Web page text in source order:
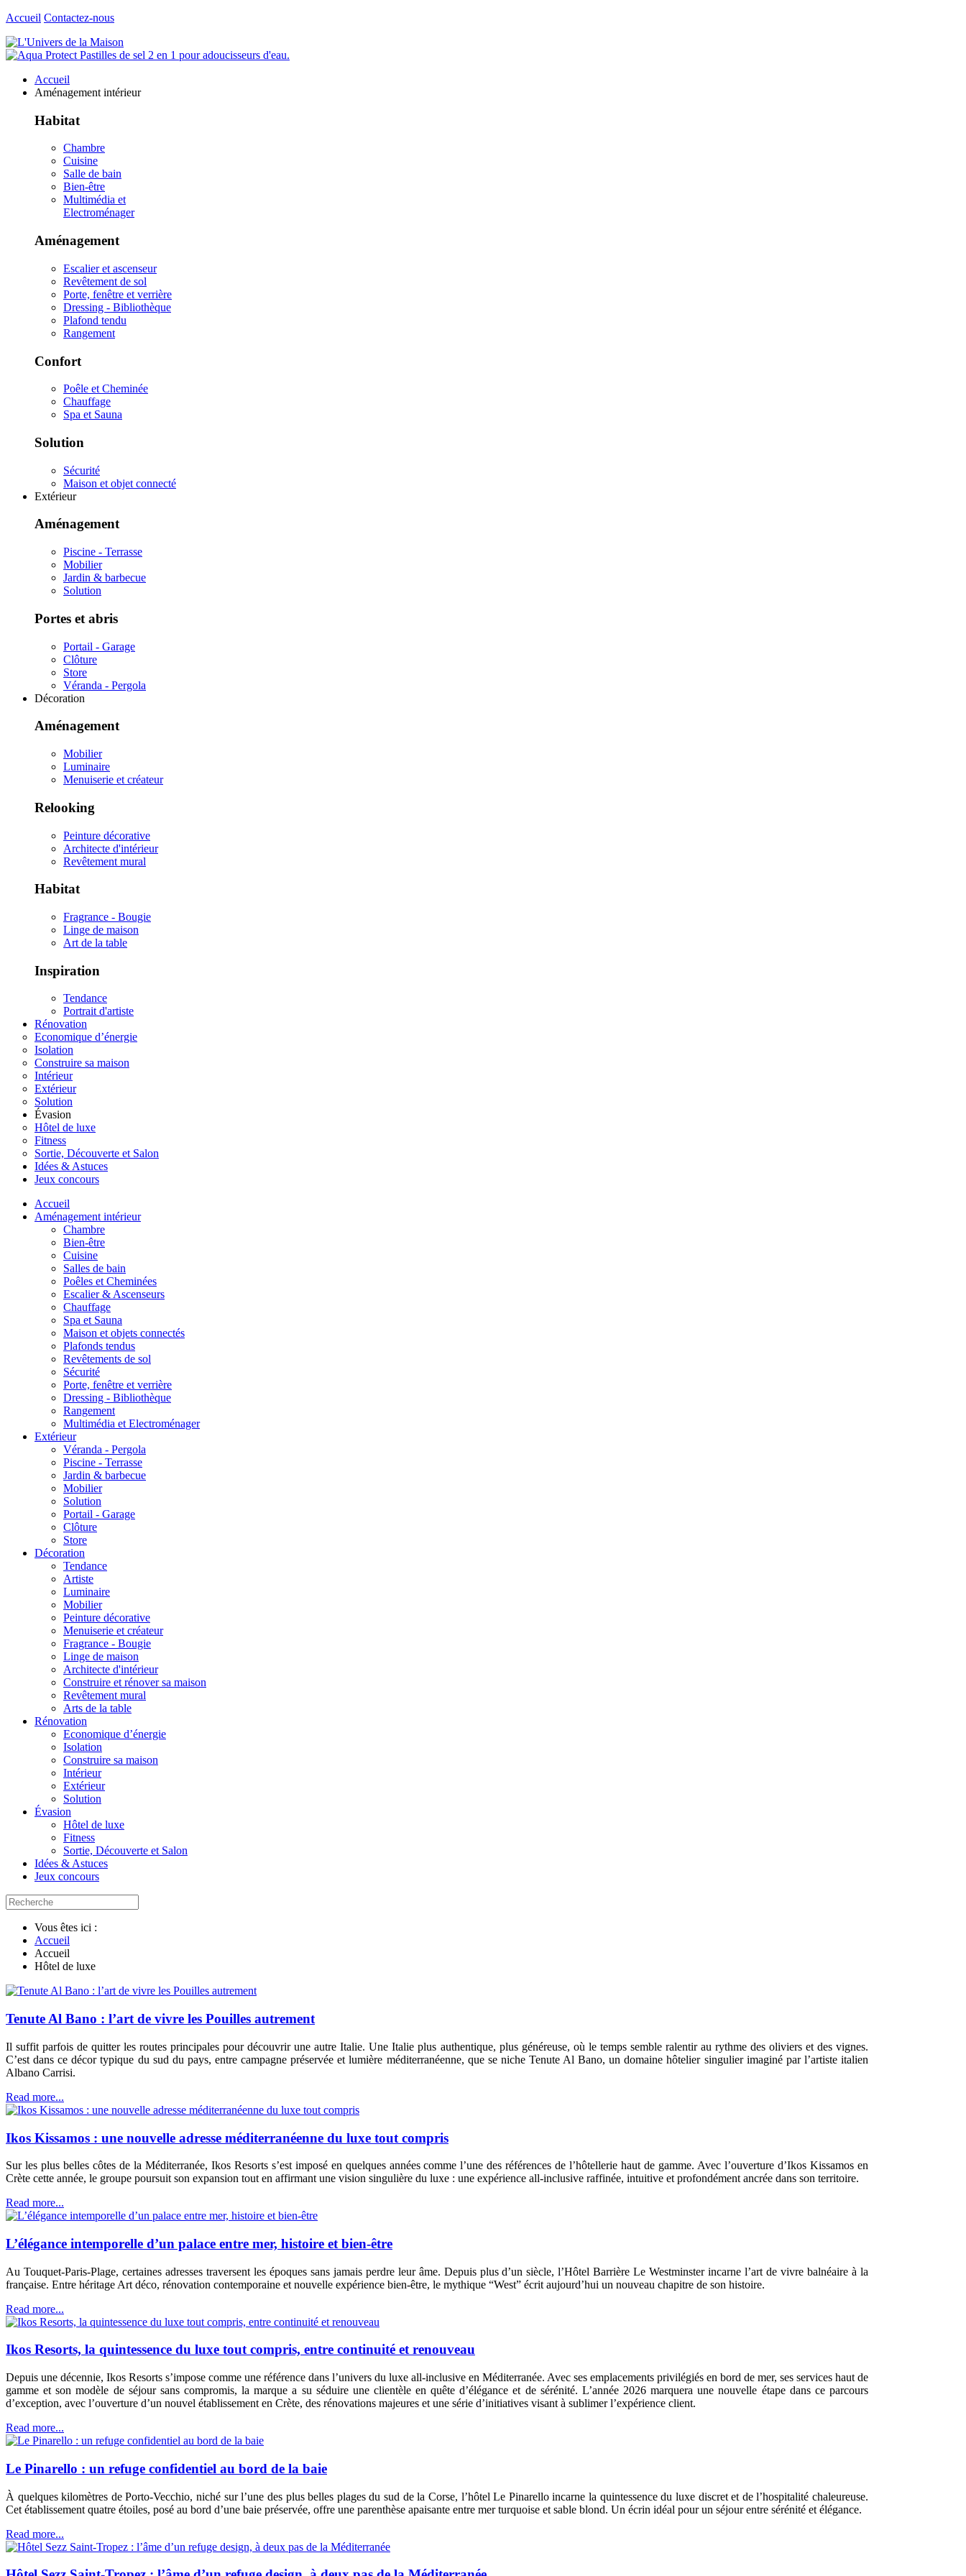
Accueil Contactez-nous
Accueil
Aménagement intérieur
Habitat
Chambre
Cuisine
Salle de bain
Bien-être
Multimédia et
Electroménager
Aménagement
Escalier et ascenseur
Revêtement de sol
Porte, fenêtre et verrière
Dressing - Bibliothèque
Plafond tendu
Rangement
Confort
Poêle et Cheminée
Chauffage
Spa et Sauna
Solution
Sécurité
Maison et objet connecté
Extérieur
Aménagement
Piscine - Terrasse
Mobilier
Jardin & barbecue
Solution
Portes et abris
Portail - Garage
Clôture
Store
Véranda - Pergola
Décoration
Aménagement
Mobilier
Luminaire
Menuiserie et créateur
Relooking
Peinture décorative
Architecte d'intérieur
Revêtement mural
Habitat
Fragrance - Bougie
Linge de maison
Art de la table
Inspiration
Tendance
Portrait d'artiste
Rénovation
Economique d’énergie
Isolation
Construire sa maison
Intérieur
Extérieur
Solution
Évasion
Hôtel de luxe
Fitness
Sortie, Découverte et Salon
Idées & Astuces
Jeux concours
Accueil
Aménagement intérieur
Chambre
Bien-être
Cuisine
Salles de bain
Poêles et Cheminées
Escalier & Ascenseurs
Chauffage
Spa et Sauna
Maison et objets connectés
Plafonds tendus
Revêtements de sol
Sécurité
Porte, fenêtre et verrière
Dressing - Bibliothèque
Rangement
Multimédia et Electroménager
Extérieur
Véranda - Pergola
Piscine - Terrasse
Jardin & barbecue
Mobilier
Solution
Portail - Garage
Clôture
Store
Décoration
Tendance
Artiste
Luminaire
Mobilier
Peinture décorative
Menuiserie et créateur
Fragrance - Bougie
Linge de maison
Architecte d'intérieur
Construire et rénover sa maison
Revêtement mural
Arts de la table
Rénovation
Economique d’énergie
Isolation
Construire sa maison
Intérieur
Extérieur
Solution
Évasion
Hôtel de luxe
Fitness
Sortie, Découverte et Salon
Idées & Astuces
Jeux concours
Vous êtes ici :
Accueil
Accueil
Hôtel de luxe
Tenute Al Bano : l’art de vivre les Pouilles autrement
Il suffit parfois de quitter les routes principales pour découvrir une autre Italie. Une Italie plus authentique, plus généreuse, où le temps semble ralentir au rythme des oliviers et des vignes.
C’est dans ce décor typique du sud du pays, entre campagne préservée et lumière méditerranéenne, que se niche Tenute Al Bano, un domaine hôtelier singulier imaginé par l’artiste italien
Albano Carrisi.
Read more...
Ikos Kissamos : une nouvelle adresse méditerranéenne du luxe tout compris
Sur les plus belles côtes de la Méditerranée, Ikos Resorts s’est imposé en quelques années comme l’une des références de l’hôtellerie haut de gamme. Avec l’ouverture d’Ikos Kissamos en
Crète cette année, le groupe poursuit son expansion tout en affirmant une vision singulière du luxe : une expérience all-inclusive raffinée, intuitive et profondément ancrée dans son territoire.
Read more...
L’élégance intemporelle d’un palace entre mer, histoire et bien-être
Au Touquet-Paris-Plage, certaines adresses traversent les époques sans jamais perdre leur âme. Depuis plus d’un siècle, l’Hôtel Barrière Le Westminster incarne l’art de vivre balnéaire à la
française. Entre héritage Art déco, rénovation contemporaine et nouvelle expérience bien-être, le mythique “West” écrit aujourd’hui un nouveau chapitre de son histoire.
Read more...
Ikos Resorts, la quintessence du luxe tout compris, entre continuité et renouveau
Depuis une décennie, Ikos Resorts s’impose comme une référence dans l’univers du luxe all-inclusive en Méditerranée. Avec ses emplacements privilégiés en bord de mer, ses services haut de
gamme et son modèle de séjour sans compromis, la marque a su séduire une clientèle en quête d’élégance et de sérénité. L’année 2026 marquera une nouvelle étape dans ce parcours
d’exception, avec l’ouverture d’un nouvel établissement en Crète, des rénovations majeures et une série d’initiatives visant à sublimer l’expérience client.
Read more...
Le Pinarello : un refuge confidentiel au bord de la baie
À quelques kilomètres de Porto-Vecchio, niché sur l’une des plus belles plages du sud de la Corse, l’hôtel Le Pinarello incarne la quintessence du luxe discret et de l’hospitalité chaleureuse.
Cet établissement quatre étoiles, posé au bord d’une baie préservée, offre une parenthèse apaisante entre mer turquoise et sable blond. Un écrin idéal pour un séjour entre sérénité et élégance.
Read more...